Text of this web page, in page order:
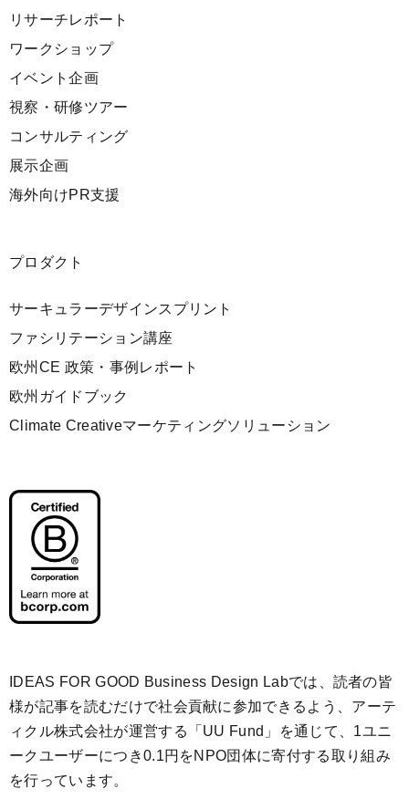
リサーチレポート
ワークショップ
イベント企画
視察・研修ツアー
コンサルティング
展示企画
海外向けPR支援
プロダクト
サーキュラーデザインスプリント
ファシリテーション講座
欧州CE 政策・事例レポート
欧州ガイドブック
Climate Creativeマーケティングソリューション
IDEAS FOR GOOD Business Design Labでは、読者の皆
様が記事を読むだけで社会貢献に参加できるよう、アーテ
ィクル株式会社が運営する「 UU Fund 」を通じて、1ユニ
ークユーザーにつき0.1円をNPO団体に寄付する取り組み
を行っています。